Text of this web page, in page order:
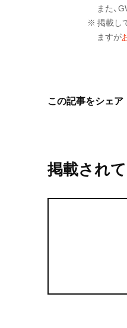
また、
※ 掲載し
ますが
この記事をシェア
掲載され